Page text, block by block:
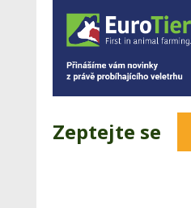
Zeptejte se